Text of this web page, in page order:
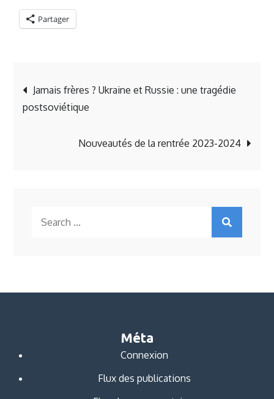
Partager
Navigation
de
l’article
Jamais frères ? Ukraine et Russie : une tragédie
postsoviétique
Nouveautés de la rentrée 2023-2024
Méta
Connexion
Flux des publications